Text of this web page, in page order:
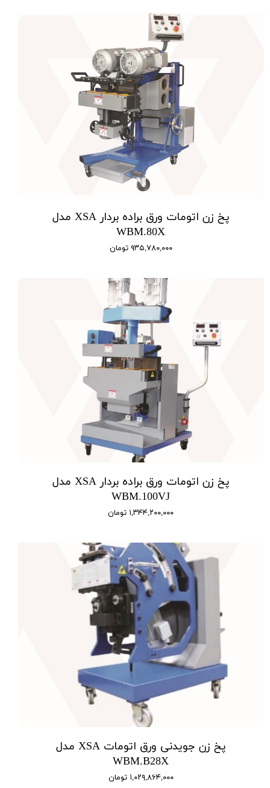
پخ زن اتومات ورق براده بردار XSA مدل
WBM.80X
۹۳۵,۷۸۰,۰۰۰ تومان
پخ زن اتومات ورق براده بردار XSA مدل
WBM.100VJ
۱,۳۴۴,۲۰۰,۰۰۰ تومان
پخ زن جویدنی ورق اتومات XSA مدل
WBM.B28X
۱,۰۲۹,۸۶۴,۰۰۰ تومان